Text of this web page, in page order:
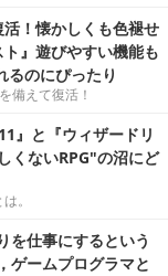
！懐かしくも色褪せ
』遊びやすい機能も
るのにぴったり
備えて復活！
』と『ウィザードリ
くないRPG"の沼にど
。
を仕事にするという
ゲームプログラマと